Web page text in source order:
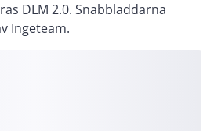
DLM 2.0. Snabbladdarna
Ingeteam.